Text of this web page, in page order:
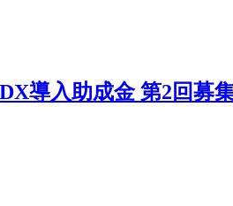
DX導入助成金 第2回